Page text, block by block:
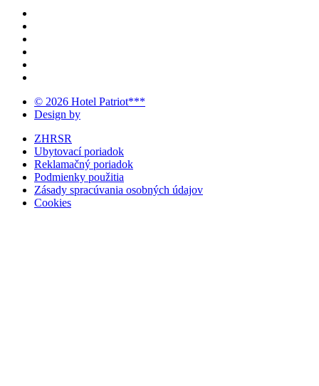
© 2026 Hotel Patriot***
Design by
ZHRSR
Ubytovací poriadok
Reklamačný poriadok
Podmienky použitia
Zásady spracúvania osobných údajov
Cookies